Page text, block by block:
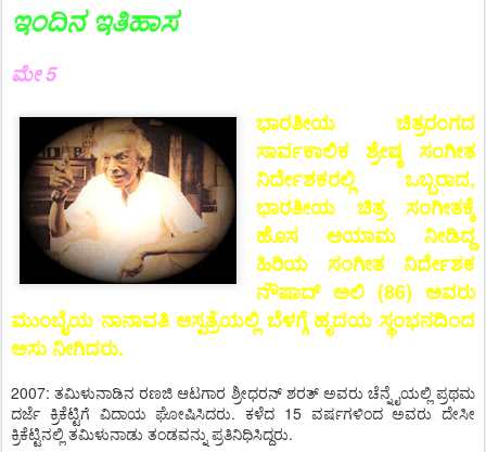
ಇಂದಿನ ಇತಿಹಾಸ
ಮೇ 5
ಭಾರತೀಯ ಚಿತ್ರರಂಗದ
ಸಾರ್ವಕಾಲಿಕ ಶ್ರೇಷ್ಠ ಸಂಗೀತ
ನಿರ್ದೇಶಕರಲ್ಲಿ ಒಬ್ಬರಾದ,
ಭಾರತೀಯ ಚಿತ್ರ ಸಂಗೀತಕ್ಕೆ
ಹೊಸ ಆಯಾಮ ನೀಡಿದ್ದ
ಹಿರಿಯ ಸಂಗೀತ ನಿರ್ದೇಶಕ
ನೌಷಾದ್ ಅಲಿ (86) ಅವರು
ಮುಂಬೈಯ ನಾನಾವತಿ ಆಸ್ಪತ್ರೆಯಲ್ಲಿ ಬೆಳಗ್ಗೆ ಹೃದಯ ಸ್ಥಂಭನದಿಂದ
ಅಸು ನೀಗಿದರು.
2007: ತಮಿಳುನಾಡಿನ ರಣಜಿ ಆಟಗಾರ ಶ್ರೀಧರನ್ ಶರತ್ ಅವರು ಚೆನ್ನೈಯಲ್ಲಿ ಪ್ರಥಮ
ದರ್ಜೆ ಕ್ರಿಕೆಟ್ಟಿಗೆ ವಿದಾಯ ಘೋಷಿಸಿದರು. ಕಳೆದ 15 ವರ್ಷಗಳಿಂದ ಅವರು ದೇಸೀ
ಕ್ರಿಕೆಟ್ಟಿನಲ್ಲಿ ತಮಿಳುನಾಡು ತಂಡವನ್ನು ಪ್ರತಿನಿಧಿಸಿದ್ದರು.